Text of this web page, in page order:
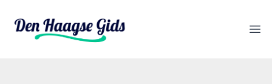
denhaagsegids.nl